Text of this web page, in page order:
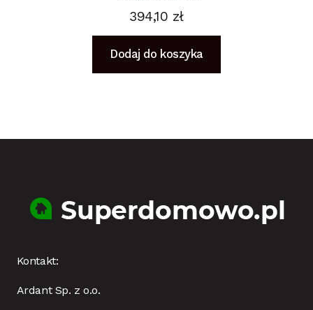
394,10 zł
Dodaj do koszyka
Kontakt:
Ardant Sp. z o.o.